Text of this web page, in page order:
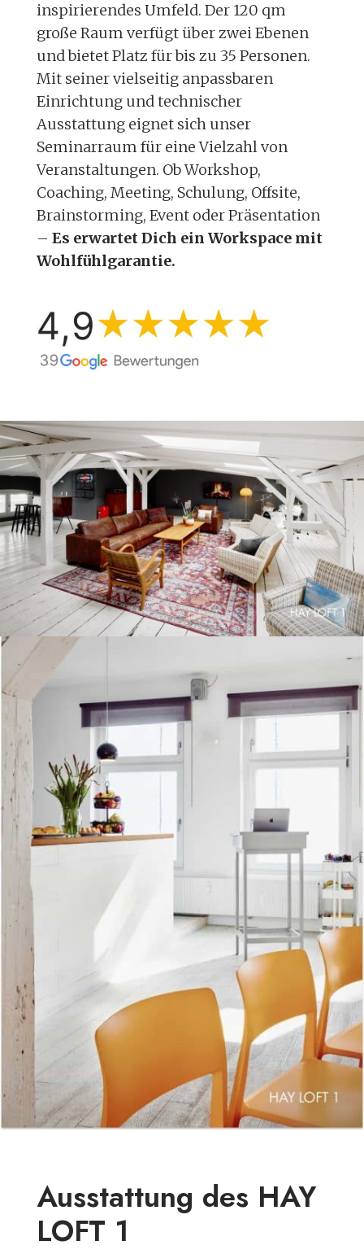
inspirierendes Umfeld. Der 120 qm
große Raum verfügt über zwei Ebenen
und bietet Platz für bis zu 35 Personen.
Mit seiner vielseitig anpassbaren
Einrichtung und technischer
Ausstattung eignet sich unser
Seminarraum für eine Vielzahl von
Veranstaltungen. Ob Workshop,
Coaching, Meeting, Schulung, Offsite,
Brainstorming, Event oder Präsentation
– Es erwartet Dich ein Workspace mit
Wohlfühlgarantie.
Ausstattung des HAY
LOFT 1